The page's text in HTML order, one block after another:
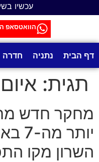
עכשיו
הוואטסאפ
דף הבית נתניה חדרה
תגית:
מחקר חדש
השרון מקו